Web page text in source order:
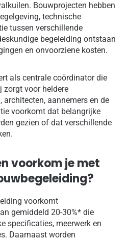
Bouwprojecten hebben
technische
tussen verschillende
begeleiding ontstaan
en onvoorziene kosten.
als centrale coördinator die
zorgt voor heldere
aannemers en de
voorkomt dat belangrijke
gezien of dat verschillende
voorkom je met
voorkomt
gemiddeld 20-30%* die
specificaties, meerwerk en
Daarnaast worden